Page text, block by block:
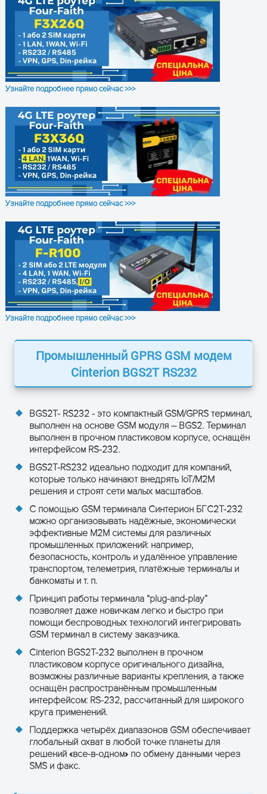
Узнайте подробнее прямо сейчас >>>
Узнайте подробнее прямо сейчас >>>
Узнайте подробнее прямо сейчас >>>
Промышленный GPRS GSM модем
Cinterion BGS2T RS232
BGS2T- RS232 - это компактный GSM/GPRS терминал,
выполнен на основе GSM модуля – BGS2. Терминал
выполнен в прочном пластиковом корпусе, оснащён
интерфейсом RS-232.
BGS2T-RS232 идеально подходит для компаний,
которые только начинают внедрять IoT/М2М
решения и строят сети малых масштабов.
С помощью GSM терминала Синтерион БГС2Т-232
можно организовывать надёжные, экономически
эффективные M2M системы для различных
промышленных приложений: например,
безопасность, контроль и удалённое управление
транспортом, телеметрия, платёжные терминалы и
банкоматы и т. п.
Принцип работы терминала “plug-and-play”
позволяет даже новичкам легко и быстро при
помощи беспроводных технологий интегрировать
GSM терминал в систему заказчика.
Cinterion BGS2T-232 выполнен в прочном
пластиковом корпусе оригинального дизайна,
возможны различные варианты крепления, а также
оснащён распространённым промышленным
интерфейсом: RS-232, рассчитанный для широкого
круга применений.
Поддержка четырёх диапазонов GSM обеспечивает
глобальный охват в любой точке планеты для
решений «все-в-одном» по обмену данными через
SMS и факс.
Диапазон
напряжения
питания, В
8…30
Диапазон
рабочих
температур
-40°C…+85°C
мм
не включая интерфейсы
Вес, г
ОСТАВЬТЕ ЗАЯВКУ
и получите консультацию
ПОЛУЧИТЬ КОНСУЛЬТАЦИЮ
ПОЛУЧИТЬ КОНСУЛЬТАЦИЮ